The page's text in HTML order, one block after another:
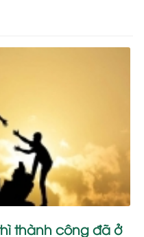
thành công đã ở